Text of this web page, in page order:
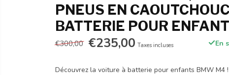
PNEUS EN
BATTERIE POUR
€300,00 €235,00 Taxes incluses En
Découvrez la voiture à batterie pour enfants BMW M4